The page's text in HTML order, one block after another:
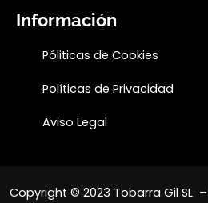
Información
Póliticas de Cookies
Políticas de Privacidad
Aviso Legal
Copyright © 2023 Tobarra Gil SL